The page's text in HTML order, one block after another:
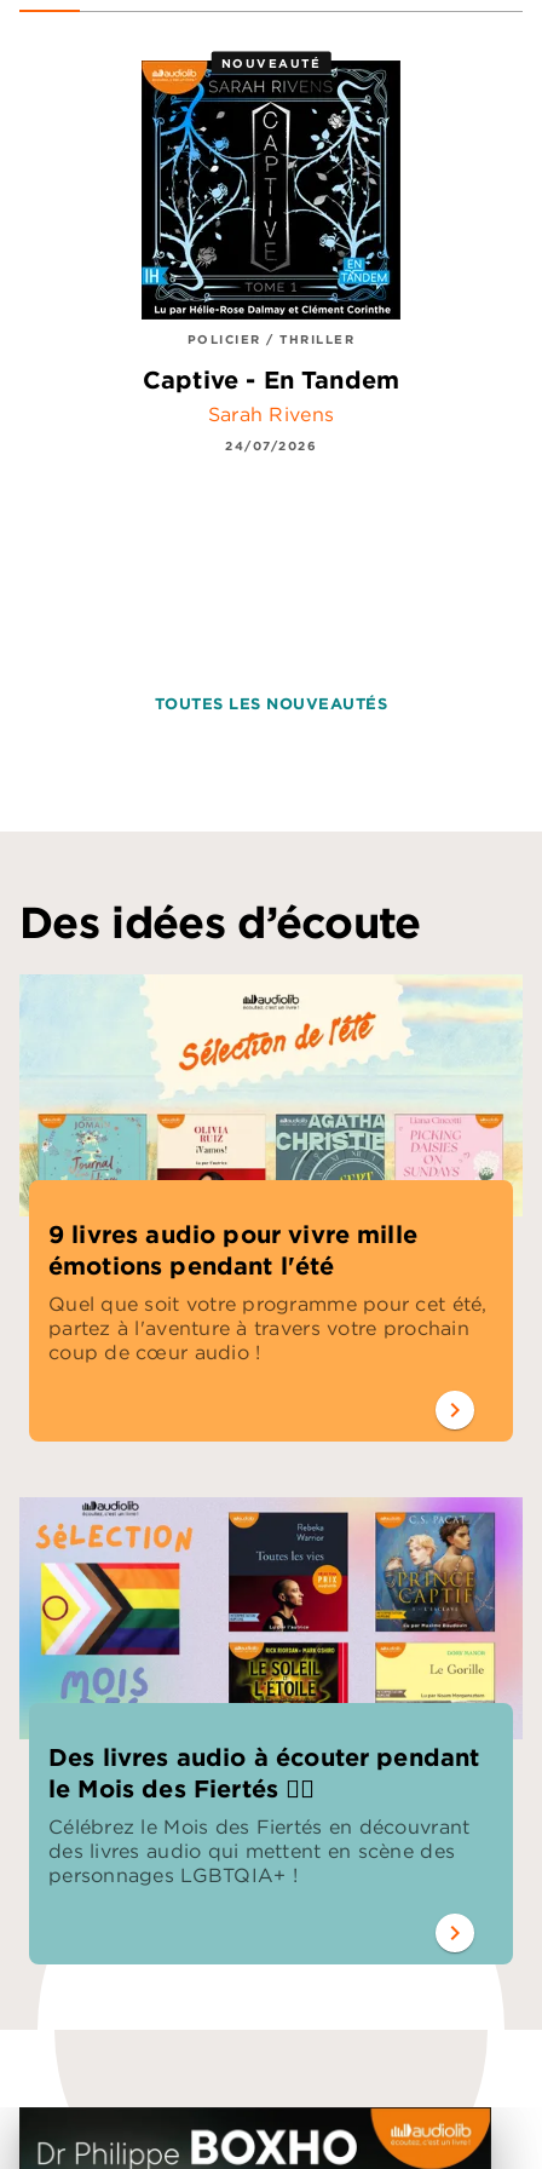
NOUVEAUTÉ
POLICIER / THRILLER
Captive - En Tandem
Sarah Rivens
24/07/2026
TOUTES LES NOUVEAUTÉS
Des idées d’écoute
9 livres audio pour vivre mille
émotions pendant l'été
Quel que soit votre programme pour cet été,
partez à l'aventure à travers votre prochain
coup de cœur audio !
chevron_right
Des livres audio à écouter pendant
le Mois des Fiertés 🏳️‍🌈
Célébrez le Mois des Fiertés en découvrant
des livres audio qui mettent en scène des
personnages LGBTQIA+ !
chevron_right